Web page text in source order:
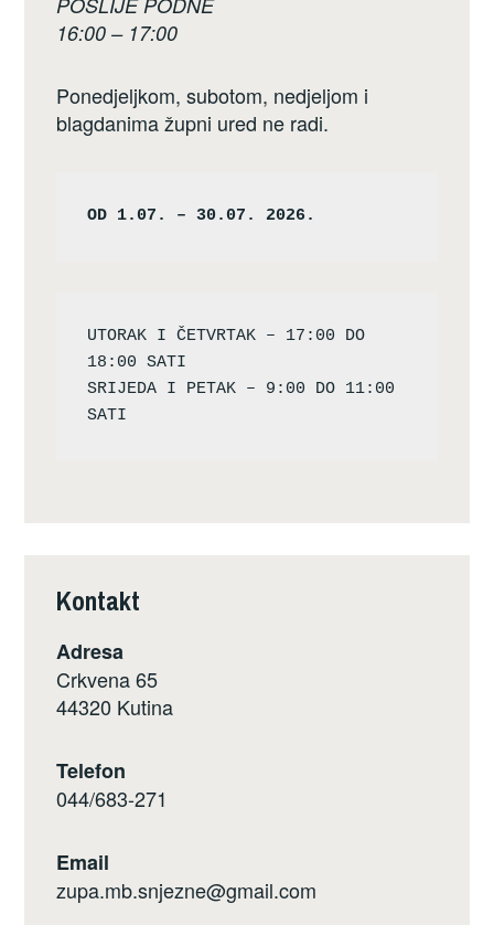
16:00 – 17:00
Ponedjeljkom, subotom, nedjeljom i
blagdanima župni ured ne radi.
OD 1.07. – 30.07. 2026.
UTORAK I ČETVRTAK – 17:00 DO
18:00 SATI
SRIJEDA I PETAK – 9:00 DO 11:00
Kontakt
Adresa
Crkvena 65
44320 Kutina
Telefon
044/683-271
Email
zupa.mb.snjezne@gmail.com